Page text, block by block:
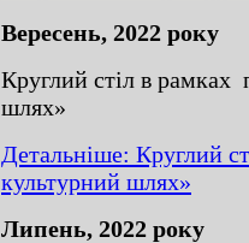
Вересень, 2022 року
Круглий стіл в рамках
шлях»
Детальніше: Круглий
культурний шлях»
Липень, 2022 року